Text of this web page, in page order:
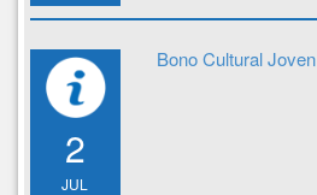
2
JUL
Bono Cultural Joven